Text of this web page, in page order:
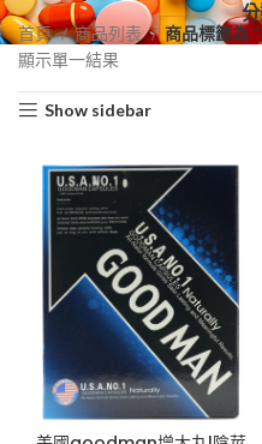
首頁 商品列表
商品標籤為
顯示單一結果
Show sidebar